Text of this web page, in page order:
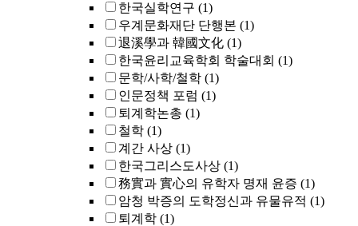
한국실학연구 (1)
우계문화재단 단행본 (1)
退溪學과 韓國文化 (1)
한국윤리교육학회 학술대회 (1)
문학/사학/철학 (1)
인문정책 포럼 (1)
퇴계학논총 (1)
철학 (1)
계간 사상 (1)
한국그리스도사상 (1)
務實과 實心의 유학자 명재 윤증 (1)
암청 박증의 도학정신과 유물유적 (1)
퇴계학 (1)